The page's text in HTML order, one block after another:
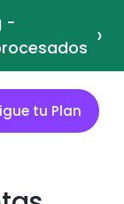
-
›
tu Plan